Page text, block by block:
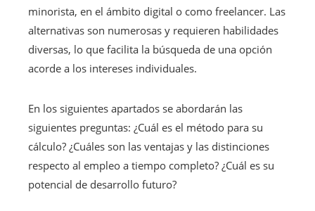
minorista, en el ámbito digital o como freelancer. Las
alternativas son numerosas y requieren habilidades
diversas, lo que facilita la búsqueda de una opción
acorde a los intereses individuales.
En los siguientes apartados se abordarán las
siguientes preguntas: ¿Cuál es el método para su
cálculo? ¿Cuáles son las ventajas y las distinciones
respecto al empleo a tiempo completo? ¿Cuál es su
potencial de desarrollo futuro?